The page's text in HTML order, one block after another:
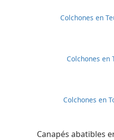
Colchones en
Colchones en
Colchones en
Canapés abatibles